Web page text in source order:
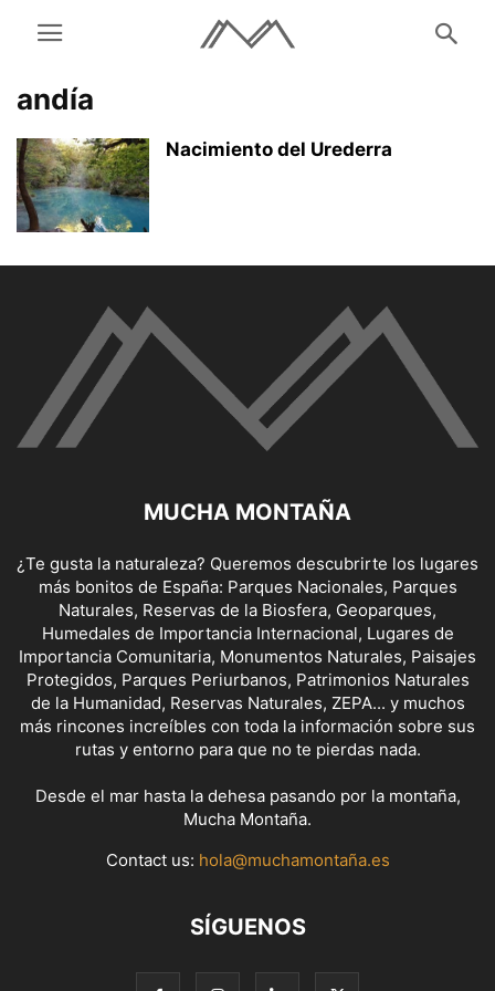
andía
Nacimiento del Urederra
MUCHA MONTAÑA
¿Te gusta la naturaleza? Queremos descubrirte los lugares
más bonitos de España: Parques Nacionales, Parques
Naturales, Reservas de la Biosfera, Geoparques,
Humedales de Importancia Internacional, Lugares de
Importancia Comunitaria, Monumentos Naturales, Paisajes
Protegidos, Parques Periurbanos, Patrimonios Naturales
de la Humanidad, Reservas Naturales, ZEPA... y muchos
más rincones increíbles con toda la información sobre sus
rutas y entorno para que no te pierdas nada.
Desde el mar hasta la dehesa pasando por la montaña,
Mucha Montaña.
Contact us: hola@muchamontaña.es
SÍGUENOS